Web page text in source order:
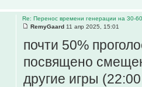
Re: Перенос времени генерации на 30-
RemyGaard 11 апр 2025, 15:01
почти 50%
посвящено
другие игры